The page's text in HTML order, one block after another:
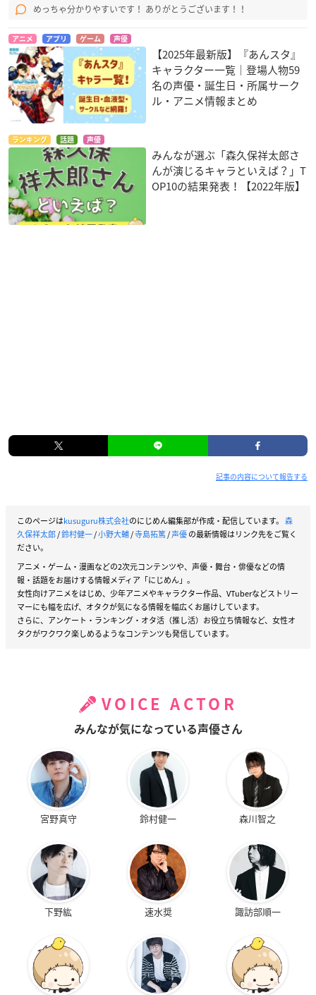
めっちゃ分かりやすいです！ ありがとうございます！！
アニメ アプリ ゲーム 声優
【2025年最新版】『あんスタ』
キャラクター一覧｜登場人物59
名の声優・誕生日・所属サーク
ル・アニメ情報まとめ
ランキング 話題 声優
みんなが選ぶ「森久保祥太郎さ
んが演じるキャラといえば？」T
OP10の結果発表！【2022年版】
記事の内容について報告する
このページはkusuguru株式会社のにじめん編集部が作成・配信しています。 森
久保祥太郎/鈴村健一/小野大輔/寺島拓篤/声優の最新情報はリンク先をご覧く
ださい。
アニメ・ゲーム・漫画などの2次元コンテンツや、声優・舞台・俳優などの情
報・話題をお届けする情報メディア「にじめん」。
女性向けアニメをはじめ、少年アニメやキャラクター作品、VTuberなどストリー
マーにも幅を広げ、オタクが気になる情報を幅広くお届けしています。
さらに、アンケート・ランキング・オタ活（推し活）お役立ち情報など、女性オ
タクがワクワク楽しめるようなコンテンツも発信しています。
VOICE ACTOR
みんなが気になっている声優さん
宮野真守 鈴村健一 森川智之
下野紘 速水奨 諏訪部順一